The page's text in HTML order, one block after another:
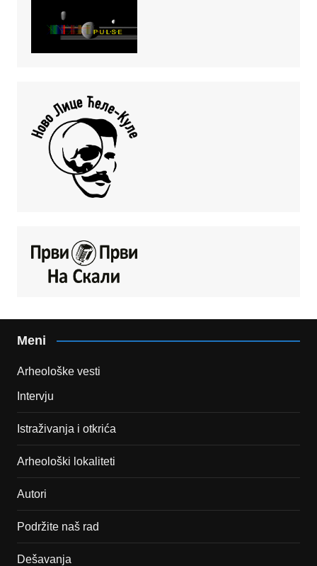
Meni
Arheološke vesti
Intervju
Istraživanja i otkrića
Arheološki lokaliteti
Autori
Podržite naš rad
Dešavanja